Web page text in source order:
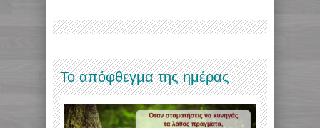
Το απόφθεγμα της ημέρας